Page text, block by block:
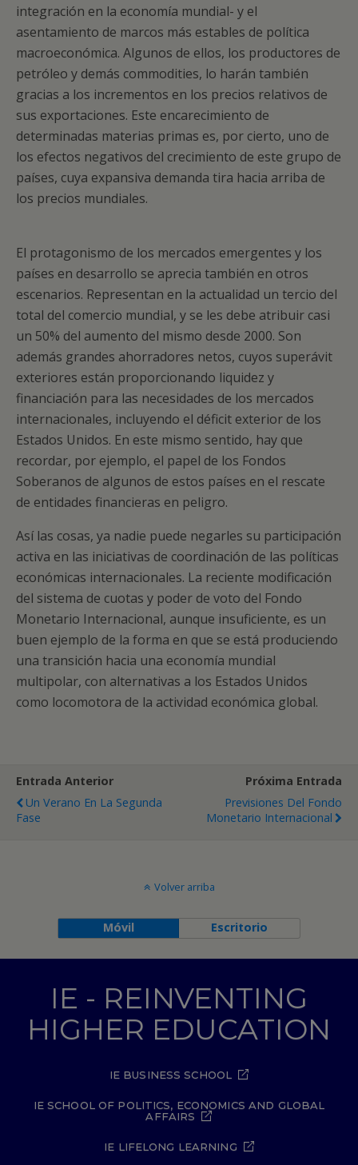
integración en la economía mundial- y el
asentamiento de marcos más estables de política
macroeconómica. Algunos de ellos, los productores de
petróleo y demás commodities, lo harán también
gracias a los incrementos en los precios relativos de
sus exportaciones. Este encarecimiento de
determinadas materias primas es, por cierto, uno de
los efectos negativos del crecimiento de este grupo de
países, cuya expansiva demanda tira hacia arriba de
los precios mundiales.
El protagonismo de los mercados emergentes y los
países en desarrollo se aprecia también en otros
escenarios. Representan en la actualidad un tercio del
total del comercio mundial, y se les debe atribuir casi
un 50% del aumento del mismo desde 2000. Son
además grandes ahorradores netos, cuyos superávit
exteriores están proporcionando liquidez y
financiación para las necesidades de los mercados
internacionales, incluyendo el déficit exterior de los
Estados Unidos. En este mismo sentido, hay que
recordar, por ejemplo, el papel de los Fondos
Soberanos de algunos de estos países en el rescate
de entidades financieras en peligro.
Así las cosas, ya nadie puede negarles su participación
activa en las iniciativas de coordinación de las políticas
económicas internacionales. La reciente modificación
del sistema de cuotas y poder de voto del Fondo
Monetario Internacional, aunque insuficiente, es un
buen ejemplo de la forma en que se está produciendo
una transición hacia una economía mundial
multipolar, con alternativas a los Estados Unidos
como locomotora de la actividad económica global.
Entrada Anterior
Un Verano En La Segunda
Fase
Próxima Entrada
Previsiones Del Fondo
Monetario Internacional
Volver arriba
Móvil Escritorio
IE - REINVENTING
HIGHER EDUCATION
IE BUSINESS SCHOOL
IE SCHOOL OF POLITICS, ECONOMICS AND GLOBAL
AFFAIRS
IE LIFELONG LEARNING